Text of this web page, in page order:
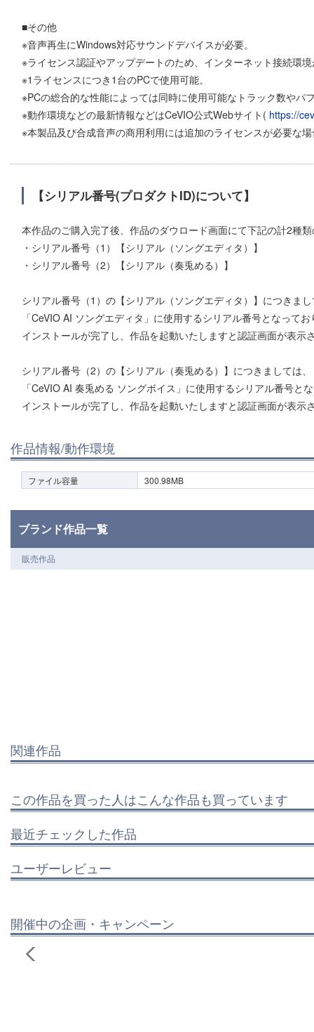
■その他
※音声再生にWindows対応サウンドデバイスが必要。
※ライセンス認証やアップデートのため、インターネット接続環境
※1ライセンスにつき1台のPCで使用可能。
※PCの総合的な性能によっては同時に使用可能なトラック数やパ
※動作環境などの最新情報などはCeVIO公式Webサイト( https://
※本製品及び合成音声の商用利用には追加のライセンスが必要な場
【シリアル番号(プロダクトID)について】
本作品のご購入完了後、作品のダウロード画面にて下記の計2種
・シリアル番号（1）【シリアル（ソングエディタ）】
・シリアル番号（2）【シリアル（奏兎める）】
シリアル番号（1）の【シリアル（ソングエディタ）】につきまし
「CeVIO AI ソングエディタ」に使用するシリアル番号となってお
インストールが完了し、作品を起動いたしますと認証画面が表示
シリアル番号（2）の【シリアル（奏兎める）】につきましては、
「CeVIO AI 奏兎める ソングボイス」に使用するシリアル番号とな
インストールが完了し、作品を起動いたしますと認証画面が表示
作品情報/動作環境
ファイル容量 300.98MB
ブランド作品一覧
販売作品
関連作品
この作品を買った人はこんな作品も買っています
最近チェックした作品
ユーザーレビュー
開催中の企画・キャンペーン